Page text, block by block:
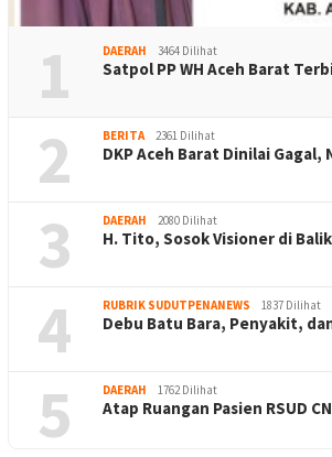
1 DAERAH 3464 Dilihat
Satpol PP WH Aceh Barat
2 BERITA 2361 Dilihat
DKP Aceh Barat Dinilai
3 DAERAH 2080 Dilihat
H. Tito, Sosok Visioner di
4 RUBRIK SUDUTPENANEWS 1837 Dilihat
Debu Batu Bara, Penyakit,
5 DAERAH 1762 Dilihat
Atap Ruangan Pasien RSUD